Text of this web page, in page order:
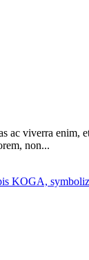
viverra enim,
non...